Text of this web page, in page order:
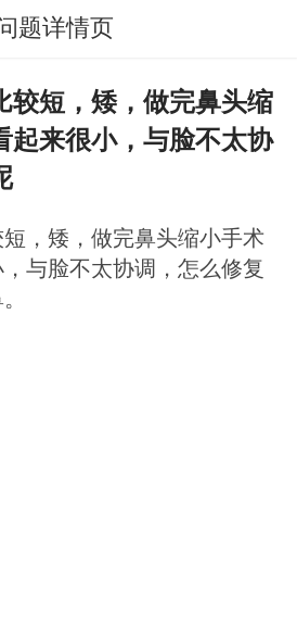
题详情页
较短，矮，做完鼻头缩
起来很小，与脸不太协
，矮，做完鼻头缩小手术
与脸不太协调，怎么修复